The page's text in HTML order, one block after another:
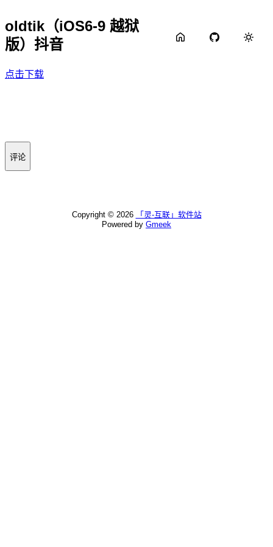
oldtik（iOS6-9 越狱
版）抖音
点击下载
评论
Copyright © 2026
「灵-互联」软件站
Powered by Gmeek